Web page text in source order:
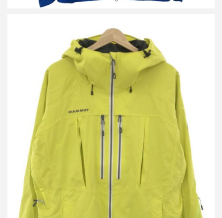
マムート DRYtech SIDE FLIP Jacket マウンテンパーカー
詳しく見る